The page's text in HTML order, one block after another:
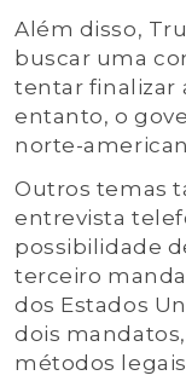
Além disso,
buscar uma
tentar finalizar
entanto, o
norte-
Outros temas
entrevista
possibilidade
terceiro
dos Estados
dois
métodos